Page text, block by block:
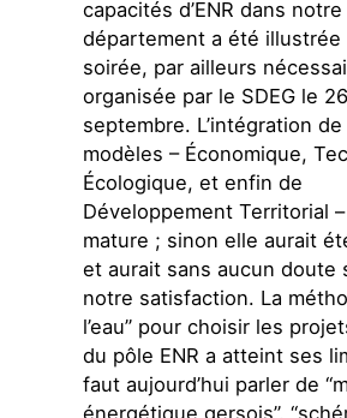
Publications
Contact
capacités d’ENR dans notre
département a été illustrée
soirée, par ailleurs
organisée par le SDEG le 26
septembre. L’intégration
modèles – Économique,
Écologique, et enfin de
Développement Territorial –
mature ; sinon elle aurait
et aurait sans aucun doute
notre satisfaction. La
l’eau” pour choisir les
du pôle ENR a atteint ses
faut aujourd’hui parler de
énergétique gersois”,